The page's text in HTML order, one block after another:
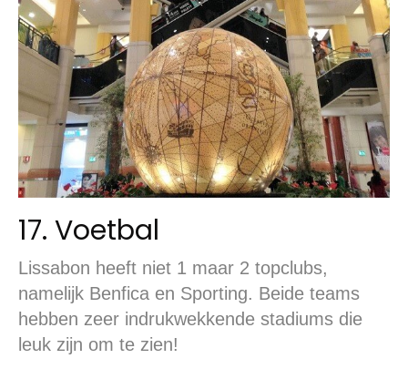
17. Voetbal
Lissabon heeft niet 1 maar 2 topclubs,
namelijk Benfica en Sporting. Beide teams
hebben zeer indrukwekkende stadiums die
leuk zijn om te zien!